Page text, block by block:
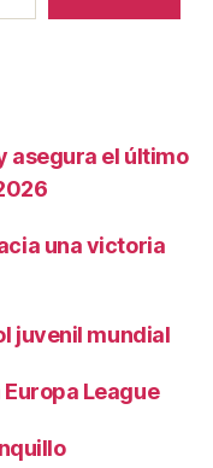
asegura el último
una victoria
juvenil mundial
League